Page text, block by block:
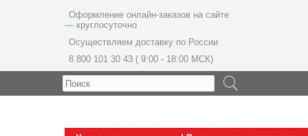
Оформление онлайн-заказов на сайте
— круглосуточно
Осуществляем доставку по России
8 800 101 30 43 ( 9:00 - 18:00 МСК)